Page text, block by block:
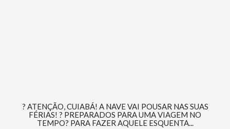
? ATENÇÃO, CUIABÁ! A NAVE VAI POUSAR NAS SUAS
FÉRIAS! ? PREPARADOS PARA UMA VIAGEM NO
TEMPO? PARA FAZER AQUELE ESQUENTA...